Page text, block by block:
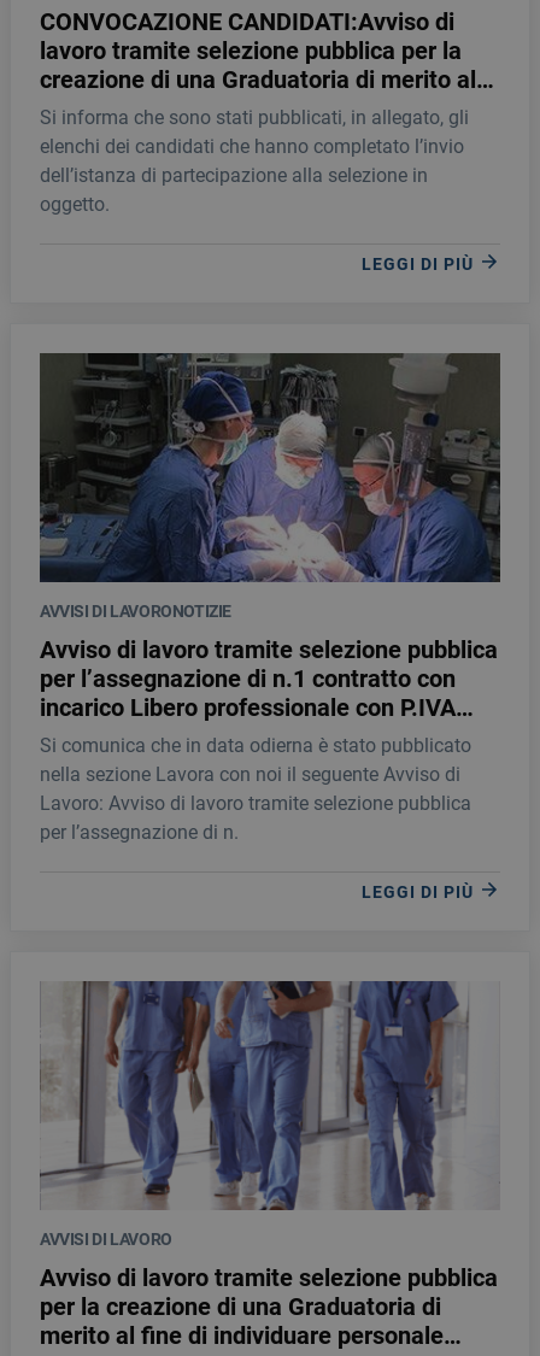
CONVOCAZIONE CANDIDATI:Avviso di
lavoro tramite selezione pubblica per la
creazione di una Graduatoria di merito al
fine di individuare personale idoneo per la
stipula di contratti a tempo determinato
quale INFERMIERE
Si informa che sono stati pubblicati, in allegato, gli
elenchi dei candidati che hanno completato l’invio
dell’istanza di partecipazione alla selezione in
oggetto.
LEGGI DI PIÙ
AVVISI DI LAVORONOTIZIE
Avviso di lavoro tramite selezione pubblica
per l’assegnazione di n.1 contratto con
incarico Libero professionale con P.IVA
quale Medico specialista in: ORTOPEDIA E
TRAUMATOLOGIA e/o NEUROCHIRURGIA
Si comunica che in data odierna è stato pubblicato
nella sezione Lavora con noi il seguente Avviso di
Lavoro: Avviso di lavoro tramite selezione pubblica
per l’assegnazione di n.
LEGGI DI PIÙ
AVVISI DI LAVORO
Avviso di lavoro tramite selezione pubblica
per la creazione di una Graduatoria di
merito al fine di individuare personale